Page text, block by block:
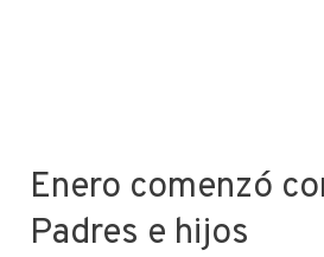
Enero comenzó
Padres e hijos